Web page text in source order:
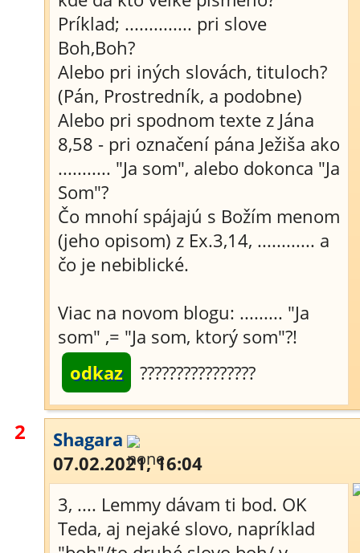
Príklad; .............. pri slove
Boh,Boh?
Alebo pri iných slovách, tituloch?
(Pán, Prostredník, a podobne)
Alebo pri spodnom texte z Jána
8,58 - pri označení pána Ježiša ako
........... "Ja som", alebo dokonca "Ja
Som"?
Čo mnohí spájajú s Božím menom
(jeho opisom) z Ex.3,14, ............ a
čo je nebiblické.
Viac na novom blogu: ......... "Ja
som" ,= "Ja som, ktorý som"?!
odkaz
????????????????
2
Shagara
07.02.2021, 16:04
3, .... Lemmy dávam ti bod. OK
Teda, aj nejaké slovo, napríklad